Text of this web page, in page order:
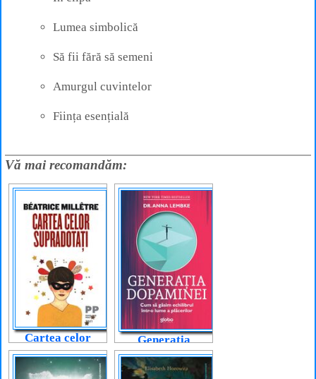
Lumea simbolică
Să fii fără să semeni
Amurgul cuvintelor
Ființa esențială
Vă mai recomandăm:
Cartea celor
supradotați
Generația
dopaminei